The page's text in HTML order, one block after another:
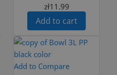
zł11.99
Add to cart
Add to Compare